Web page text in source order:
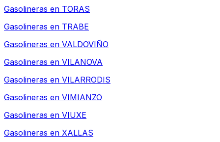
Gasolineras en TORAS
Gasolineras en TRABE
Gasolineras en VALDOVIÑO
Gasolineras en VILANOVA
Gasolineras en VILARRODIS
Gasolineras en VIMIANZO
Gasolineras en VIUXE
Gasolineras en XALLAS